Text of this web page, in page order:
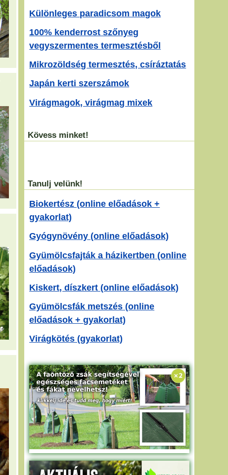
Különleges paradicsom magok
100% kenderrost szőnyeg
vegyszermentes termesztésből
Mikrozöldség termesztés, csíráztatás
Japán kerti szerszámok
Virágmagok, virágmag mixek
Kövess minket!
Tanulj velünk!
Biokertész (online előadások +
gyakorlat)
Gyógynövény (online előadások)
Gyümölcsfajták a házikertben (online
előadások)
Kiskert, díszkert (online előadások)
Gyümölcsfák metszés (online
előadások + gyakorlat)
Virágkötés (gyakorlat)